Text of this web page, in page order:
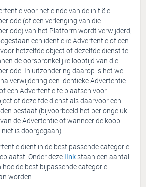
voor het einde van de initiële
(of een verlenging van die
van het Platform wordt verwijderd,
een identieke Advertentie of een
hetzelfde object of dezelfde dienst te
de oorspronkelijke looptijd van die
In uitzondering daarop is het wel
verwijdering een identieke Advertentie
een Advertentie te plaatsen voor
of dezelfde dienst als daarvoor een
bestaat (bijvoorbeeld het per ongeluk
de Advertentie of wanneer de koop
is doorgegaan).
dient in de best passende categorie
Onder deze link staan een aantal
hoe de best bijpassende categorie
worden.